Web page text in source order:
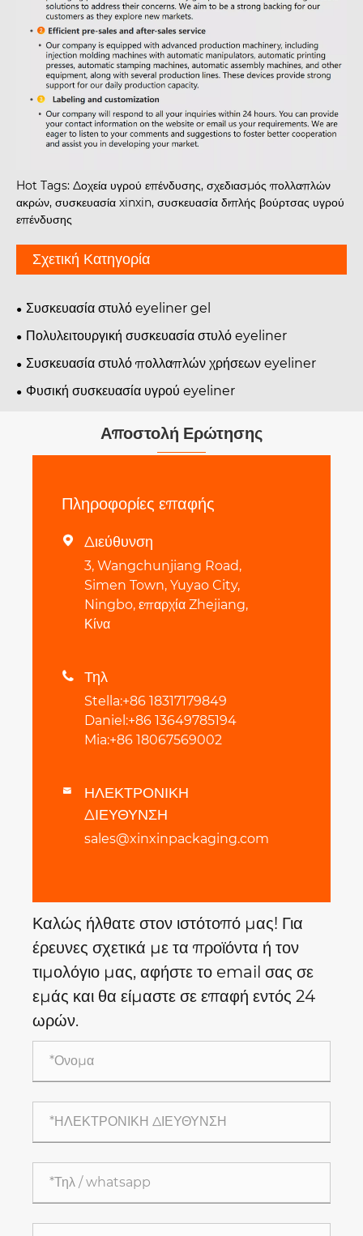
Hot Tags: Δοχεία υγρού επένδυσης, σχεδιασμός πολλαπλών
ακρών, συσκευασία xinxin, συσκευασία διπλής βούρτσας υγρού
επένδυσης
Σχετική Κατηγορία
Συσκευασία στυλό eyeliner gel
Πολυλειτουργική συσκευασία στυλό eyeliner
Συσκευασία στυλό πολλαπλών χρήσεων eyeliner
Φυσική συσκευασία υγρού eyeliner
Αποστολή Ερώτησης
Πληροφορίες επαφής
 Διεύθυνση
3, Wangchunjiang Road,
Simen Town, Yuyao City,
Ningbo, επαρχία Zhejiang,
Κίνα
 Τηλ
Stella:+86 18317179849
Daniel:+86 13649785194
Mia:+86 18067569002

ΗΛΕΚΤΡΟΝΙΚΗ
ΔΙΕΥΘΥΝΣΗ
sales@xinxinpackaging.com
Καλώς ήλθατε στον ιστότοπό μας! Για
έρευνες σχετικά με τα προϊόντα ή τον
τιμολόγιο μας, αφήστε το email σας σε
εμάς και θα είμαστε σε επαφή εντός 24
ωρών.